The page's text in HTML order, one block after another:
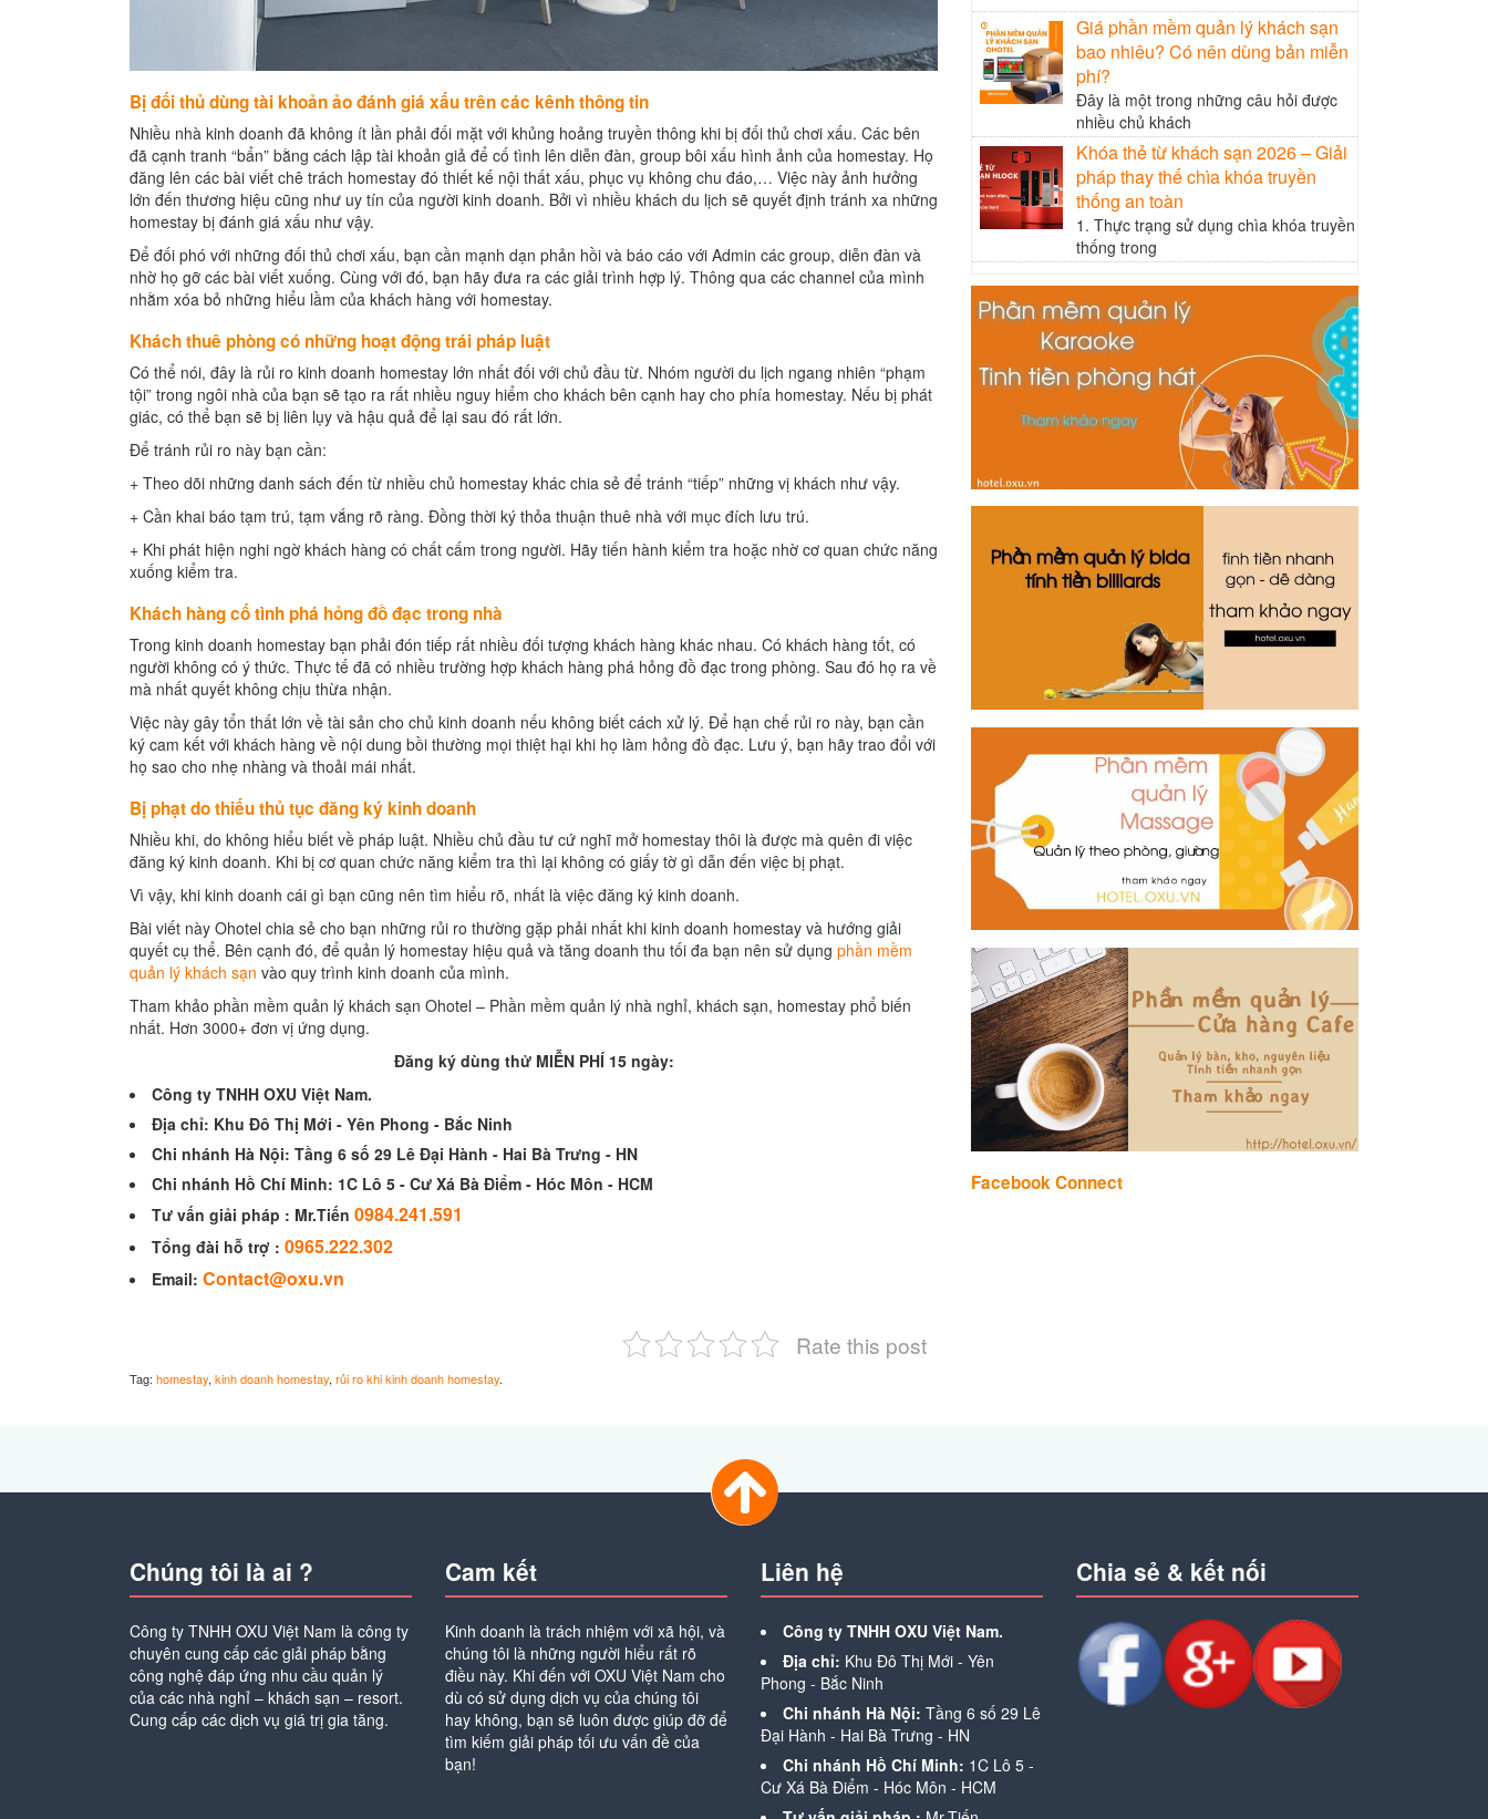
Bị đối thủ dùng tài khoản ảo đánh giá xấu trên các kênh thông tin
Nhiều nhà kinh doanh đã không ít lần phải đối mặt với khủng hoảng truyền thông khi bị đối thủ chơi xấu. Các bên
đã cạnh tranh “bẩn” bằng cách lập tài khoản giả để cố tình lên diễn đàn, group bôi xấu hình ảnh của homestay. Họ
đăng lên các bài viết chê trách homestay đó thiết kế nội thất xấu, phục vụ không chu đáo,… Việc này ảnh hưởng
lớn đến thương hiệu cũng như uy tín của người kinh doanh. Bởi vì nhiều khách du lịch sẽ quyết định tránh xa những
homestay bị đánh giá xấu như vậy.
Để đối phó với những đối thủ chơi xấu, bạn cần mạnh dạn phản hồi và báo cáo với Admin các group, diễn đàn và
nhờ họ gỡ các bài viết xuống. Cùng với đó, bạn hãy đưa ra các giải trình hợp lý. Thông qua các channel của mình
nhằm xóa bỏ những hiểu lầm của khách hàng với homestay.
Khách thuê phòng có những hoạt động trái pháp luật
Có thể nói, đây là rủi ro kinh doanh homestay lớn nhất đối với chủ đầu từ. Nhóm người du lịch ngang nhiên “phạm
tội” trong ngôi nhà của bạn sẽ tạo ra rất nhiều nguy hiểm cho khách bên cạnh hay cho phía homestay. Nếu bị phát
giác, có thể bạn sẽ bị liên lụy và hậu quả để lại sau đó rất lớn.
Để tránh rủi ro này bạn cần:
+ Theo dõi những danh sách đến từ nhiều chủ homestay khác chia sẻ để tránh “tiếp” những vị khách như vậy.
+ Cần khai báo tạm trú, tạm vắng rõ ràng. Đồng thời ký thỏa thuận thuê nhà với mục đích lưu trú.
+ Khi phát hiện nghi ngờ khách hàng có chất cấm trong người. Hãy tiến hành kiểm tra hoặc nhờ cơ quan chức năng
xuống kiểm tra.
Khách hàng cố tình phá hỏng đồ đạc trong nhà
Trong kinh doanh homestay bạn phải đón tiếp rất nhiều đối tượng khách hàng khác nhau. Có khách hàng tốt, có
người không có ý thức. Thực tế đã có nhiều trường hợp khách hàng phá hỏng đồ đạc trong phòng. Sau đó họ ra về
mà nhất quyết không chịu thừa nhận.
Việc này gây tổn thất lớn về tài sản cho chủ kinh doanh nếu không biết cách xử lý. Để hạn chế rủi ro này, bạn cần
ký cam kết với khách hàng về nội dung bồi thường mọi thiệt hại khi họ làm hỏng đồ đạc. Lưu ý, bạn hãy trao đổi với
họ sao cho nhẹ nhàng và thoải mái nhất.
Bị phạt do thiếu thủ tục đăng ký kinh doanh
Nhiều khi, do không hiểu biết về pháp luật. Nhiều chủ đầu tư cứ nghĩ mở homestay thôi là được mà quên đi việc
đăng ký kinh doanh. Khi bị cơ quan chức năng kiểm tra thì lại không có giấy tờ gì dẫn đến việc bị phạt.
Vì vậy, khi kinh doanh cái gì bạn cũng nên tìm hiểu rõ, nhất là việc đăng ký kinh doanh.
Bài viết này Ohotel chia sẻ cho bạn những rủi ro thường gặp phải nhất khi kinh doanh homestay và hướng giải
quyết cụ thể. Bên cạnh đó, để quản lý homestay hiệu quả và tăng doanh thu tối đa bạn nên sử dụng phần mềm
quản lý khách sạn vào quy trình kinh doanh của mình.
Tham khảo phần mềm quản lý khách sạn Ohotel – Phần mềm quản lý nhà nghỉ, khách sạn, homestay phổ biến
nhất. Hơn 3000+ đơn vị ứng dụng.
Đăng ký dùng thử MIỄN PHÍ 15 ngày:
Công ty TNHH OXU Việt Nam.
Địa chỉ: Khu Đô Thị Mới - Yên Phong - Bắc Ninh
Chi nhánh Hà Nội: Tầng 6 số 29 Lê Đại Hành - Hai Bà Trưng - HN
Chi nhánh Hồ Chí Minh: 1C Lô 5 - Cư Xá Bà Điểm - Hóc Môn - HCM
Tư vấn giải pháp : Mr.Tiến 0984.241.591
Tổng đài hỗ trợ : 0965.222.302
Email: Contact@oxu.vn
Rate this post
Tag: homestay, kinh doanh homestay, rủi ro khi kinh doanh homestay.
Giá phần mềm quản lý khách sạn
bao nhiêu? Có nên dùng bản miễn
phí?
Đây là một trong những câu hỏi được
nhiều chủ khách
Khóa thẻ từ khách sạn 2026 – Giải
pháp thay thế chìa khóa truyền
thống an toàn
1. Thực trạng sử dụng chìa khóa truyền
thống trong
Facebook Connect
Chúng tôi là ai ?
Công ty TNHH OXU Việt Nam là công ty
chuyên cung cấp các giải pháp bằng
công nghệ đáp ứng nhu cầu quản lý
của các nhà nghỉ – khách sạn – resort.
Cung cấp các dịch vụ giá trị gia tăng.
Cam kết
Kinh doanh là trách nhiệm với xã hội, và
chúng tôi là những người hiểu rất rõ
điều này. Khi đến với OXU Việt Nam cho
dù có sử dụng dịch vụ của chúng tôi
hay không, bạn sẽ luôn được giúp đỡ để
tìm kiếm giải pháp tối ưu vấn đề của
bạn!
Liên hệ
Công ty TNHH OXU Việt Nam.
Địa chỉ: Khu Đô Thị Mới - Yên
Phong - Bắc Ninh
Chi nhánh Hà Nội: Tầng 6 số 29 Lê
Đại Hành - Hai Bà Trưng - HN
Chi nhánh Hồ Chí Minh: 1C Lô 5 -
Cư Xá Bà Điểm - Hóc Môn - HCM
Chia sẻ & kết nối